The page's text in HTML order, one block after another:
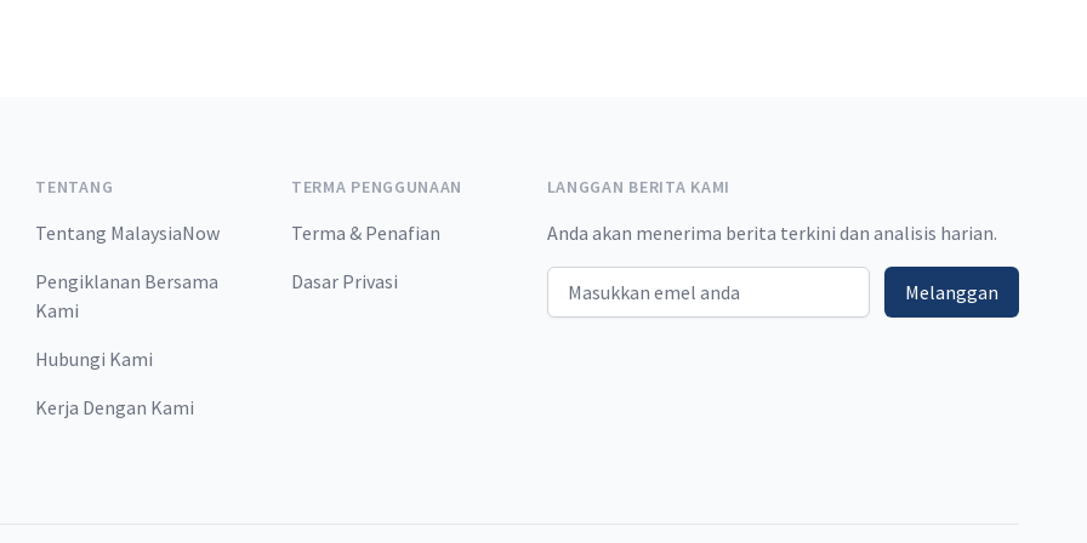
TENTANG
Tentang MalaysiaNow
Pengiklanan Bersama
Kami
Hubungi Kami
Kerja Dengan Kami
TERMA PENGGUNAAN
Terma & Penafian
Dasar Privasi
LANGGAN BERITA KAMI
Anda akan menerima berita terkini dan analisis harian.
Email address Melanggan